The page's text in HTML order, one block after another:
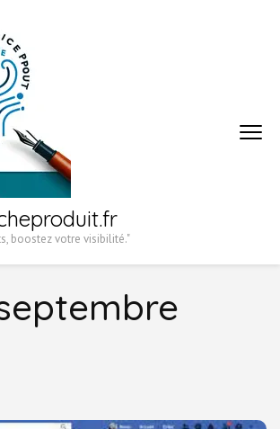
boostez votre visibilité."